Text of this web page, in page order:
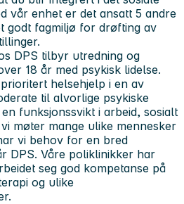
vår enhet er det ansatt 5 andre
godt fagmiljø for drøfting av
DPS tilbyr utredning og
18 år med psykisk lidelse.
helsehjelp i en av
til alvorlige psykiske
funksjonssvikt i arbeid, sosialt
møter mange ulike mennesker
vi behov for en bred
DPS. Våre poliklinikker har
seg god kompetanse på
og ulike